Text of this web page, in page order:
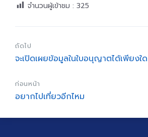
จำนวนผู้เข้าชม : 325
ถัดไป
จะเปิดเผยข้อมูลในใบอนุญาตได้เพียงใด
ก่อนหน้า
อยากไปเที่ยวอีกไหม